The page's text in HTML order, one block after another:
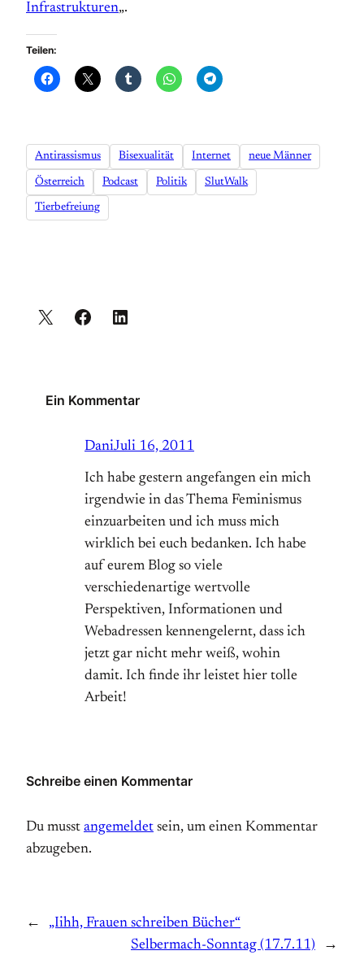
Infrastrukturen„.
Teilen:
Antirassismus Bisexualität Internet neue Männer
Österreich Podcast Politik SlutWalk
Tierbefreiung
Ein Kommentar
DaniJuli 16, 2011
Ich habe gestern angefangen ein mich
irgendwie in das Thema Feminismus
einzuarbeiten und ich muss mich
wirklich bei euch bedanken. Ich habe
auf eurem Blog so viele
verschiedenartige wertvolle
Perspektiven, Informationen und
Webadressen kennengelernt, dass ich
jetzt gar nicht mehr weiß, wohin
damit. Ich finde ihr leistet hier tolle
Arbeit!
Schreibe einen Kommentar
Du musst angemeldet sein, um einen Kommentar
abzugeben.
←
„Iihh, Frauen schreiben Bücher“
Selbermach-Sonntag (17.7.11)
→